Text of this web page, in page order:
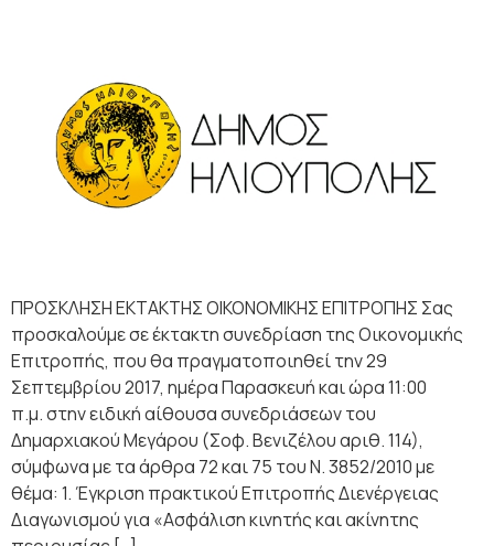
ΠΡΟΣΚΛΗΣΗ ΕΚΤΑΚΤΗΣ ΟΙΚΟΝΟΜΙΚΗΣ ΕΠΙΤΡΟΠΗΣ Σας
προσκαλούμε σε έκτακτη συνεδρίαση της Οικονομικής
Επιτροπής, που θα πραγματοποιηθεί την 29
Σεπτεμβρίου 2017, ημέρα Παρασκευή και ώρα 11:00
π.μ. στην ειδική αίθουσα συνεδριάσεων του
Δημαρχιακού Μεγάρου (Σοφ. Βενιζέλου αριθ. 114),
σύμφωνα με τα άρθρα 72 και 75 του Ν. 3852/2010 με
θέμα: 1. Έγκριση πρακτικού Επιτροπής Διενέργειας
Διαγωνισμού για «Ασφάλιση κινητής και ακίνητης